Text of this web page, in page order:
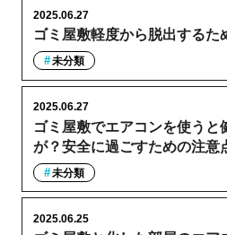
ゴミ屋敷軽度から脱出するた
2025.06.27
未分類
ゴミ屋敷でエアコンを使うと
が？安全に過ごすための注意
2025.06.27
未分類
2025.06.25